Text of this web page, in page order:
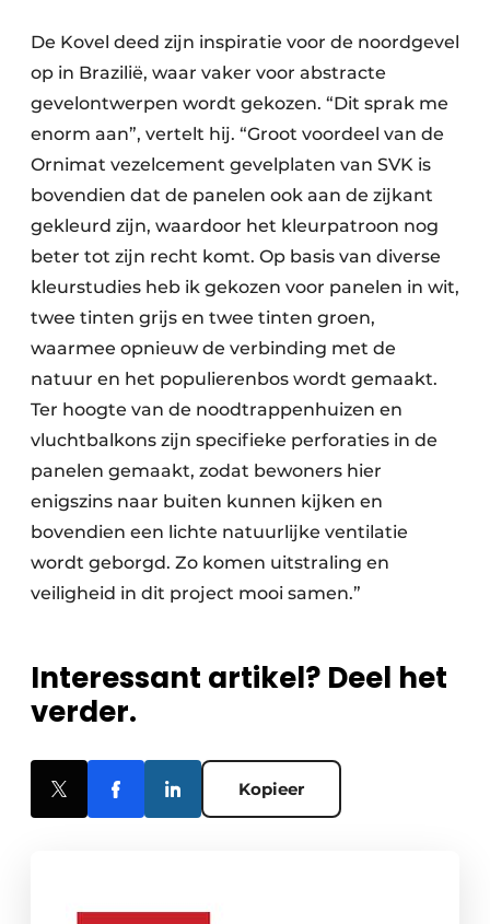
De Kovel deed zijn inspiratie voor de noordgevel
op in Brazilië, waar vaker voor abstracte
gevelontwerpen wordt gekozen. “Dit sprak me
enorm aan”, vertelt hij. “Groot voordeel van de
Ornimat vezelcement gevelplaten van SVK is
bovendien dat de panelen ook aan de zijkant
gekleurd zijn, waardoor het kleurpatroon nog
beter tot zijn recht komt. Op basis van diverse
kleurstudies heb ik gekozen voor panelen in wit,
twee tinten grijs en twee tinten groen,
waarmee opnieuw de verbinding met de
natuur en het populierenbos wordt gemaakt.
Ter hoogte van de noodtrappenhuizen en
vluchtbalkons zijn specifieke perforaties in de
panelen gemaakt, zodat bewoners hier
enigszins naar buiten kunnen kijken en
bovendien een lichte natuurlijke ventilatie
wordt geborgd. Zo komen uitstraling en
veiligheid in dit project mooi samen.”
Interessant artikel? Deel het
verder.
Kopieer